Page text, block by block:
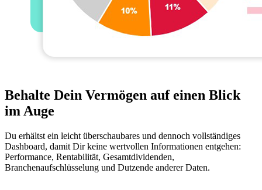
Behalte Dein Vermögen auf einen Blick
im Auge
Du erhältst ein leicht überschaubares und dennoch vollständiges
Dashboard, damit Dir keine wertvollen Informationen entgehen:
Performance, Rentabilität, Gesamtdividenden,
Branchenaufschlüsselung und Dutzende anderer Daten.